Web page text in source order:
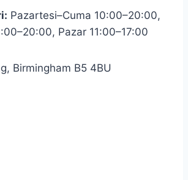
Pazartesi–Cuma 10:00–20:00,
Pazar 11:00–17:00
Birmingham B5 4BU